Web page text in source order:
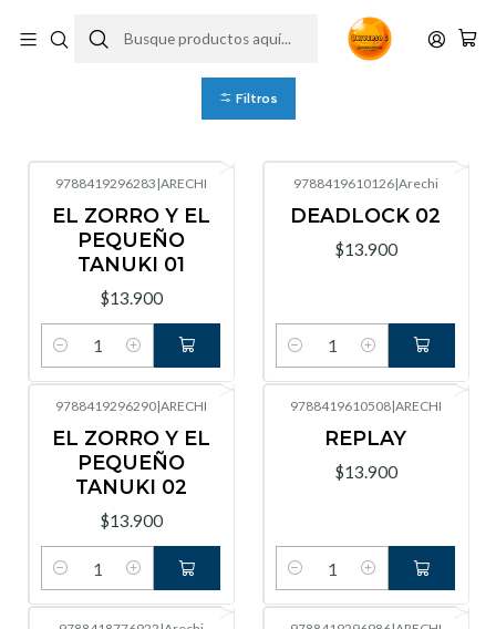
Arechi
Filtros
9788419296283 |ARECHI
EL ZORRO Y EL
PEQUEÑO
TANUKI 01
$13.900
Cantidad
9788419610126|Arechi
DEADLOCK 02
$13.900
Cantidad
9788419296290|ARECHI
EL ZORRO Y EL
PEQUEÑO
TANUKI 02
$13.900
Cantidad
9788419610508|ARECHI
REPLAY
$13.900
Cantidad